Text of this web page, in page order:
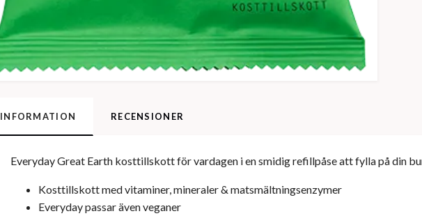
INFORMATION RECENSIONER
Everyday Great Earth kosttillskott för vardagen i en smidig refillpåse att fylla på din
Kosttillskott med vitaminer, mineraler & matsmältningsenzymer
Everyday passar även veganer